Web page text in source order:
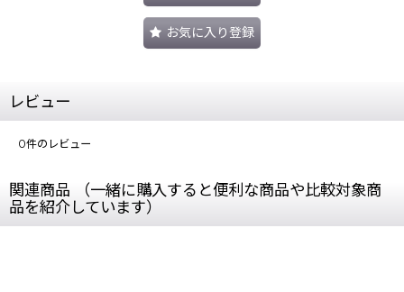
お気に入り登録
レビュー
0件のレビュー
関連商品 （一緒に購入すると便利な商品や比較対象商
品を紹介しています）